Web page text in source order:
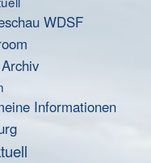
WDSF
Informationen